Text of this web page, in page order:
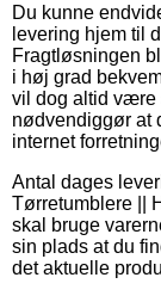
Du kunne
levering hjem til
Fragtløsningen
i høj grad
vil dog altid være
nødvendiggør at
internet
Antal dages
Tørretumblere ||
skal bruge
sin plads at du
det aktuelle